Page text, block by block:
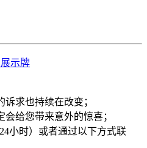
示牌
求也持续在改变；
给您带来意外的惊喜；
小时）或者通过以下方式联